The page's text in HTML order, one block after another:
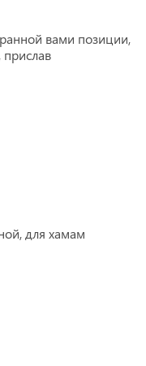
вами позиции,
для хамам